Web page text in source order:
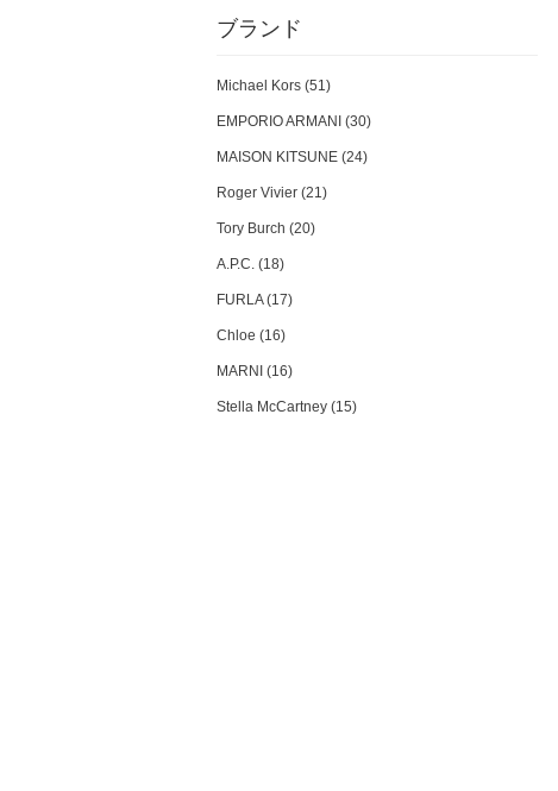
ブランド
Michael Kors (51)
EMPORIO ARMANI (30)
MAISON KITSUNE (24)
Roger Vivier (21)
Tory Burch (20)
A.P.C. (18)
FURLA (17)
Chloe (16)
MARNI (16)
Stella McCartney (15)